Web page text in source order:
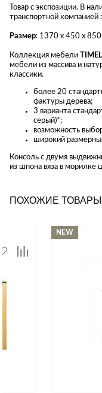
Товар с экспозиции. В
транспортной компанией
Размер: 1370 х 450 х 850
Коллекция мебели
мебели из массива и
классики.
более 20
фактуры дерева;
3 варианта
серый)*;
возможность
широкий
Консоль с двумя
из шпона вяза в морилке
ПОХОЖИЕ ТОВАРЫ
NEW